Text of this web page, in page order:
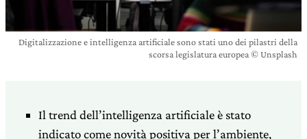
Digitalizzazione e intelligenza artificiale sono stati uno dei pilastri della
scorsa legislatura europea © Unsplash
Il trend dell’intelligenza artificiale è stato
indicato come novità positiva per l’ambiente,